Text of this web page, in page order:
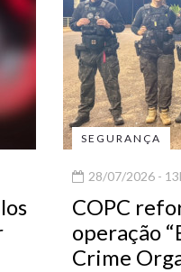
SEGURANÇA
28/07/2026 -
COPC
operação
Crime